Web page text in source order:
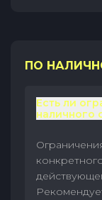
ПО
Есть ли
наличного